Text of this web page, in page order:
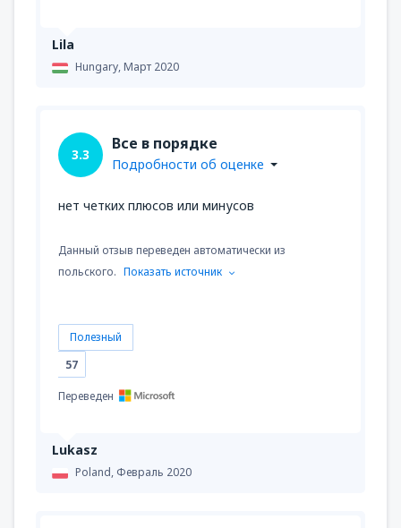
Lila
Hungary,Март 2020
Lukasz
Poland, Февраль 2020
3.3
Все в порядке
Подробности об оценке
нет четких плюсов или минусов
Данный отзыв переведен автоматически из
польского. Показать источник
Полезный
57
Переведен